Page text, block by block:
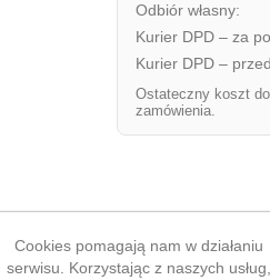
Odbiór własny:
Kurier DPD – za
Kurier DPD –
Ostateczny koszt
zamówienia.
oraz dla krów wypasanych
salicylowym oraz nanosrebrze
Cookies pomagają nam w działaniu
serwisu. Korzystając z naszych usług,